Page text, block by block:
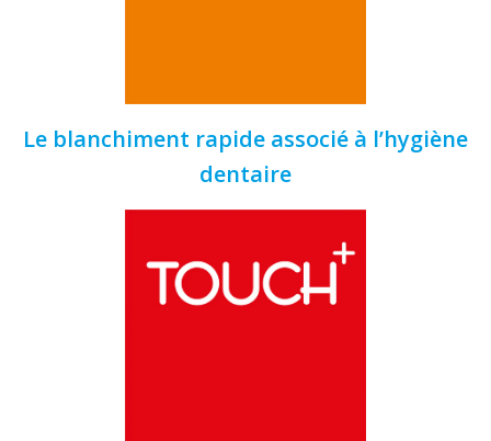
Le blanchiment rapide associé à l’hygiène
dentaire